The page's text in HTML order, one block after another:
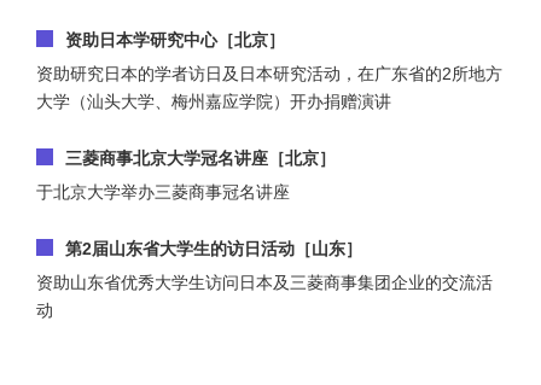
资助日本学研究中心［北京］
资助研究日本的学者访日及日本研究活动，在广东省的2所地方
大学（汕头大学、梅州嘉应学院）开办捐赠演讲
三菱商事北京大学冠名讲座［北京］
于北京大学举办三菱商事冠名讲座
第2届山东省大学生的访日活动［山东］
资助山东省优秀大学生访问日本及三菱商事集团企业的交流活
动